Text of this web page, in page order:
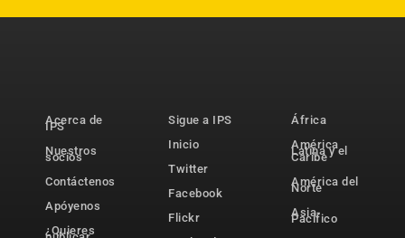
Acerca de
IPS
Nuestros
socios
Contáctenos
Apóyenos
¿Quieres
Sigue a IPS
Inicio
Twitter
Facebook
Flickr
África
América
Latina y el
Caribe
América del
Norte
Asia-
Pacífico